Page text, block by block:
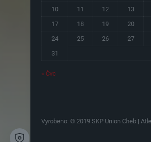
10
11 12 13
17
18 19 20
24
25 26 27
31
« Čvc
Vyrobeno: © 2019 SKP Union Cheb |